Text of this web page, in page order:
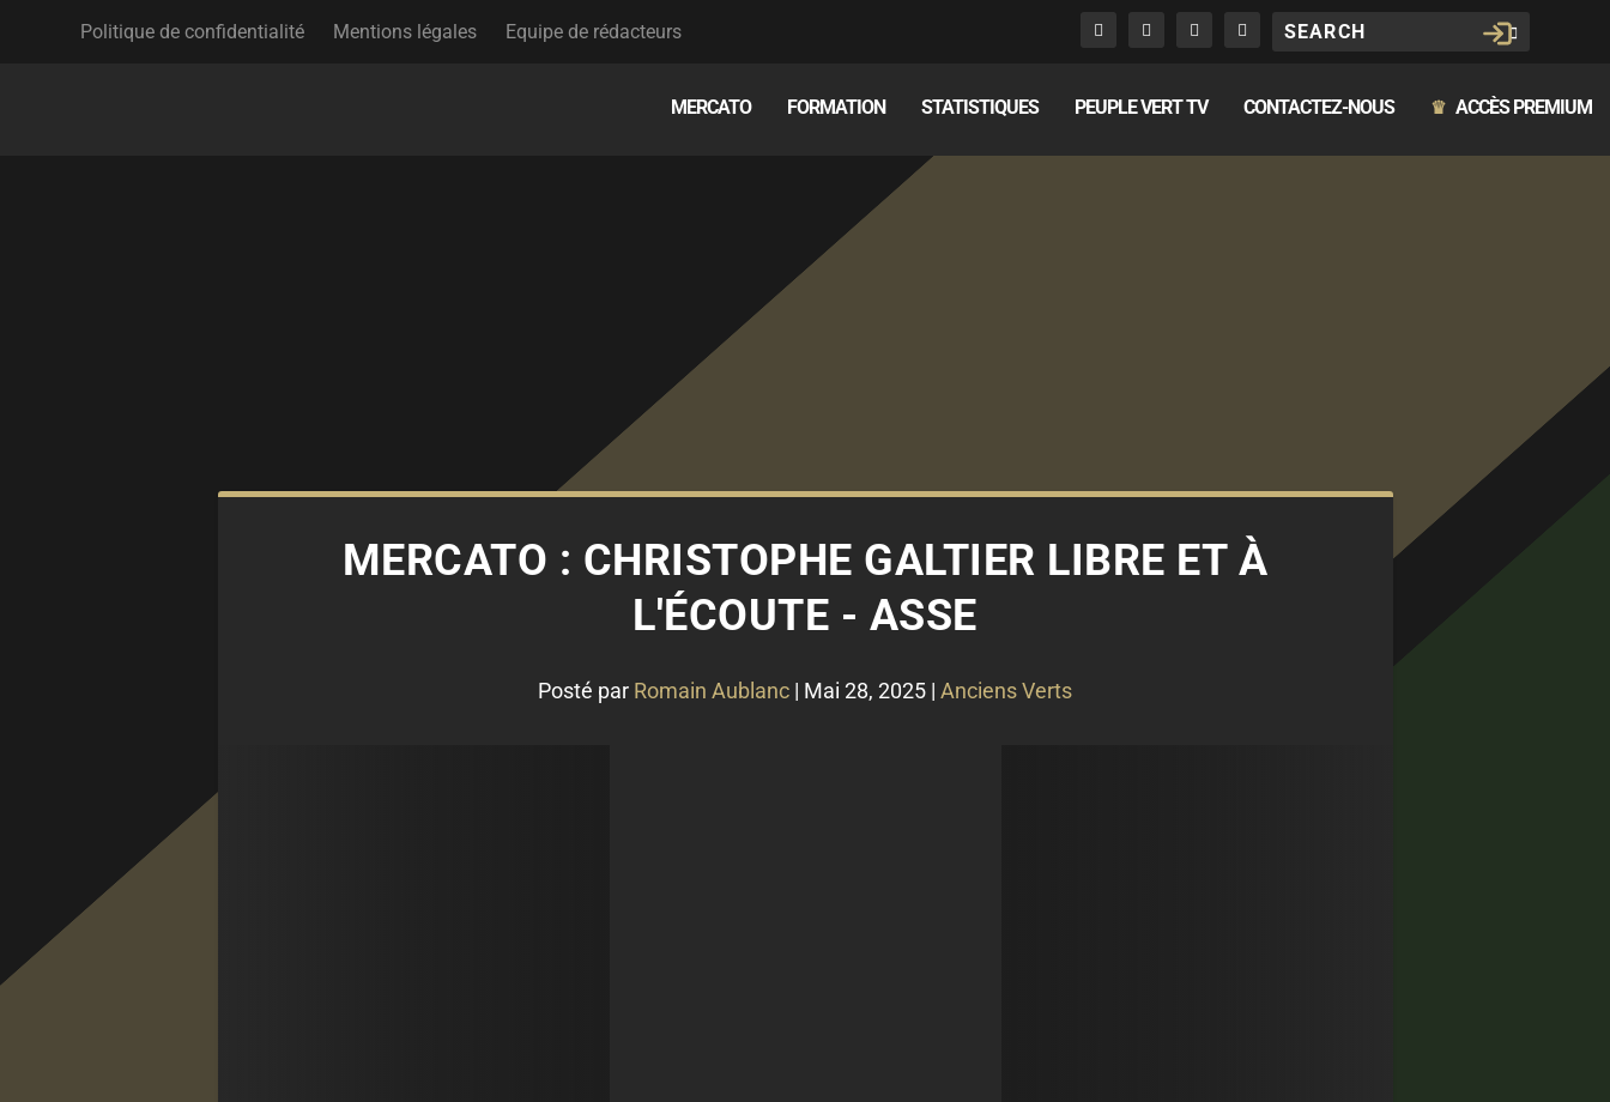
Politique de confidentialité Mentions légales Equipe de rédacteurs
MERCATO FORMATION STATISTIQUES PEUPLE VERT TV CONTACTEZ-NOUS ♛ ACCÈS PREMIUM
MERCATO : CHRISTOPHE GALTIER LIBRE ET À
L'ÉCOUTE - ASSE
Posté par Romain Aublanc | Mai 28, 2025 | Anciens Verts